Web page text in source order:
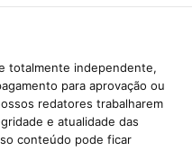
totalmente independente,
para aprovação ou
redatores trabalharem
e atualidade das
conteúdo pode ficar